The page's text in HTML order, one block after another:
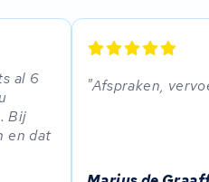
al 6
Bij
en dat
Afspraken,